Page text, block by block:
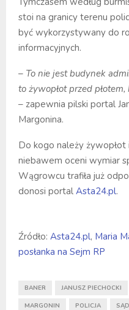
stoi na granicy terenu
być wykorzystywany do
informacyjnych.
– To nie jest budynek
to żywopłot przed
– zapewnia pilski portal
Margonina.
Do kogo należy żywopłot
niebawem oceni wymiar
Wągrowcu trafiła już
donosi portal Asta24.pl.
Źródło: Asta24.pl, Maria
posłanka na Sejm RP
BANER JANUSZ PIECHOCKI
MARGONIN POLICJA SĄD